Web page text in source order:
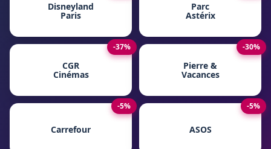
Disneyland
Paris
Parc
Astérix
-37%
CGR
Cinémas
-30%
Pierre &
Vacances
-5%
Carrefour
-5%
ASOS